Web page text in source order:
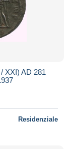
XXI) AD 281
Residenziale